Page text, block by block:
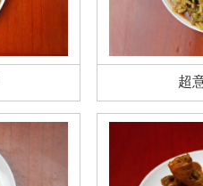
超